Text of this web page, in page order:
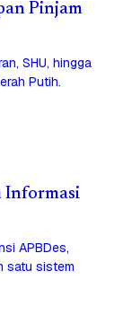
Pinjam
SHU, hingga
Putih.
Informasi
APBDes,
satu sistem